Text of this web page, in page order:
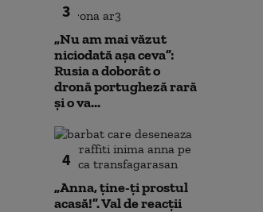
3
„Nu am mai văzut
niciodată așa ceva”:
Rusia a doborât o
dronă portugheză rară
și o va...
4
„Anna, ţine-ţi prostul
acasă!”. Val de reacții